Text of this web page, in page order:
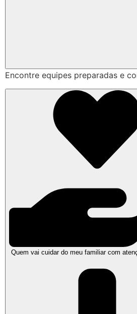
Encontre equipes preparadas e
Quem vai cuidar do meu familiar com